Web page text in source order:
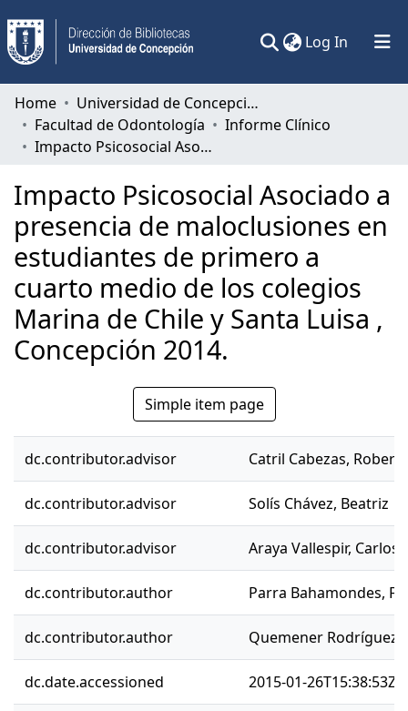
Log In (current)
Communities & Collections
All of DSpace
Home
Universidad de Concepción
Facultad de Odontología
Informe Clínico
Impacto Psicosocial Asociado a presencia de maloclusiones en estudiantes de primero a cuarto medio de los colegios Marina de Chile y Santa Luisa , Concepción 2014.
Impacto Psicosocial Asociado a
presencia de maloclusiones en
estudiantes de primero a
cuarto medio de los colegios
Marina de Chile y Santa Luisa ,
Concepción 2014.
Simple item page
dc.contributor.advisor Catril Cabezas,
dc.contributor.advisor Solís Chávez, Beatriz
dc.contributor.advisor Araya Vallespir, Carlos
dc.contributor.author Parra Bahamondes,
dc.contributor.author Quemener Rodríguez,
dc.date.accessioned 2015-01-26T15:38:53Z